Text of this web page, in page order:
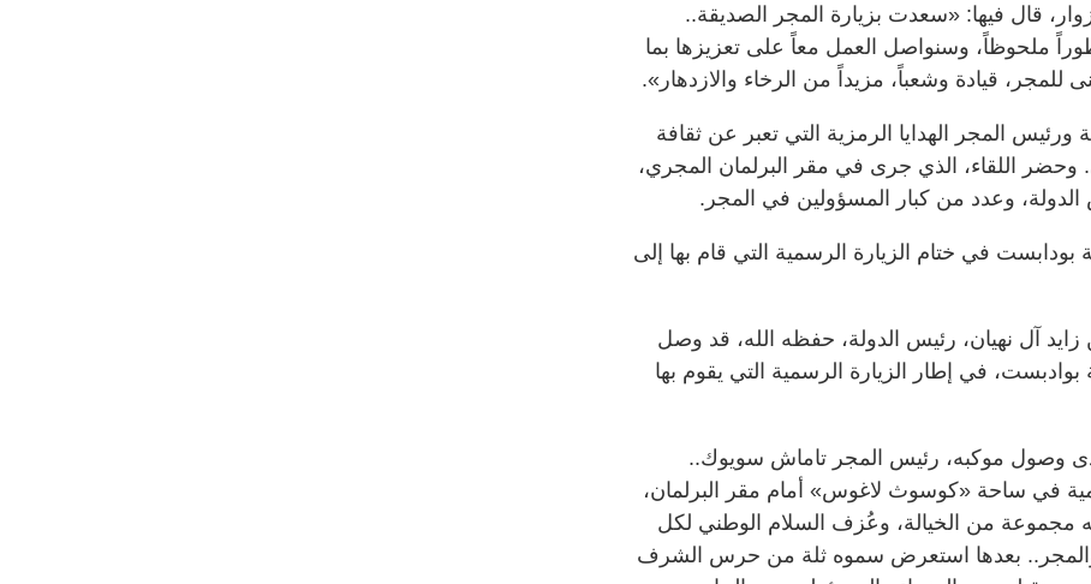
قال فيها: «سعدت بزيارة المجر الصديقة..
ملحوظاً، وسنواصل العمل معاً على تعزيزها بما
للمجر، قيادة وشعباً، مزيداً من الرخاء والازدهار».
المجر الهدايا الرمزية التي تعبر عن ثقافة
وحضر اللقاء، الذي جرى في مقر البرلمان المجري،
وعدد من كبار المسؤولين في المجر.
في ختام الزيارة الرسمية التي قام بها إلى
آل نهيان، رئيس الدولة، حفظه الله، قد وصل
في إطار الزيارة الرسمية التي يقوم بها
وصول موكبه، رئيس المجر تاماش سويوك..
في ساحة «كوسوث لاغوس» أمام مقر البرلمان،
من الخيالة، وعُزف السلام الوطني لكل
والمجر.. بعدها استعرض سموه ثلة من حرس الشرف